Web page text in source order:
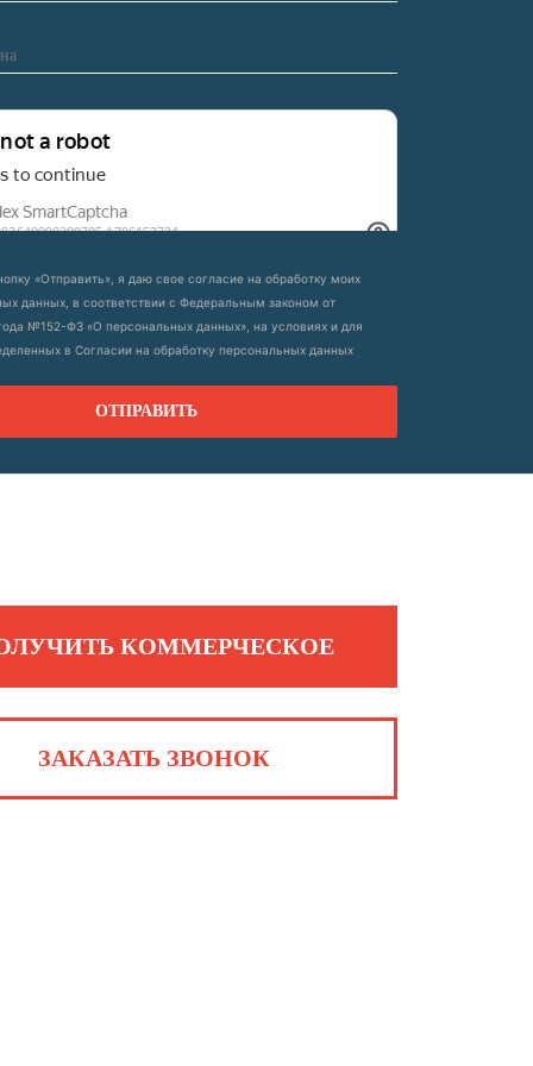
«Отправить», я даю свое согласие на обработку моих
данных, в соответствии с Федеральным законом от
№152-ФЗ «О персональных данных», на условиях и для
в Согласии на обработку персональных данных
КОММЕРЧЕСКОЕ
ЗАКАЗАТЬ ЗВОНОК